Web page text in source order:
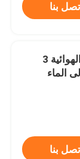
اتصل بنا
آلة تعبئة طلاء الأظافر الهوائية 3
الماء
بنا